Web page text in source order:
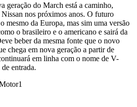
geração do March está a caminho,
nos próximos anos. O futuro
mesmo da Europa, mas sim uma versão
o brasileiro e o americano e sairá da
beber da mesma fonte que o novo
chega em nova geração a partir de
em linha com o nome de V-
entrada.